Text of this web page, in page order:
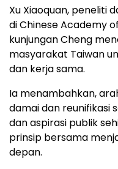
Xu Xiaoquan, peneliti
di Chinese Academy
kunjungan Cheng
masyarakat Taiwan
dan kerja sama.
Ia menambahkan,
damai dan reunifikasi
dan aspirasi publik
prinsip bersama
depan.